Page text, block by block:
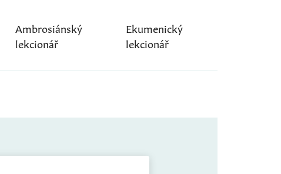
Ambrosiánský
lekcionář
Ekumenický
lekcionář